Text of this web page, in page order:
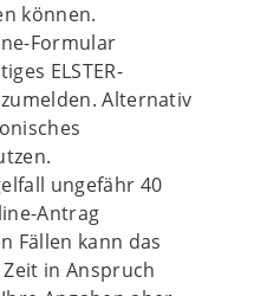
können.
Formular
ELSTER-
Alternativ
ungefähr 40
Antrag
Fällen kann das
in Anspruch